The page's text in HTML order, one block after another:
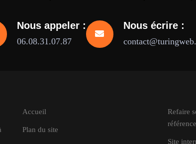
Nous appeler :
06.08.31.07.87
Nous écrire :
Accueil
Plan du site
Refaire
Site